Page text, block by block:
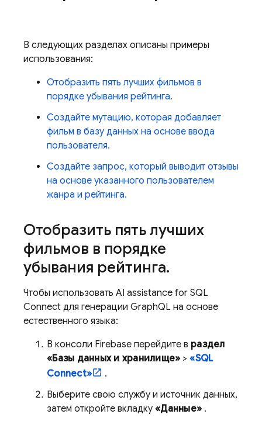
В следующих разделах описаны примеры
использования:
Отобразить пять лучших фильмов в
порядке убывания рейтинга.
Создайте мутацию, которая добавляет
фильм в базу данных на основе ввода
пользователя.
Создайте запрос, который выводит отзывы
на основе указанного пользователем
жанра и рейтинга.
Отобразить пять лучших
фильмов в порядке
убывания рейтинга.
Чтобы использовать AI assistance for SQL
Connect для генерации GraphQL на основе
естественного языка:
В консоли Firebase перейдите в раздел
«Базы данных и хранилище» >«SQL
Connect»
.
Выберите свою службу и источник данных,
затем откройте вкладку «Данные» .